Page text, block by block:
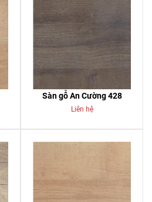
Sàn gỗ An Cường 428
Liên hệ